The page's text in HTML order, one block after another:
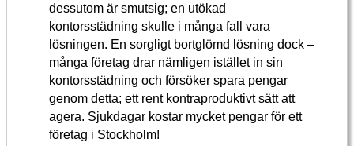
dessutom är smutsig; en utökad
kontorsstädning skulle i många fall vara
lösningen. En sorgligt bortglömd lösning dock –
många företag drar nämligen istället in sin
kontorsstädning och försöker spara pengar
genom detta; ett rent kontraproduktivt sätt att
agera. Sjukdagar kostar mycket pengar för ett
företag i Stockholm!